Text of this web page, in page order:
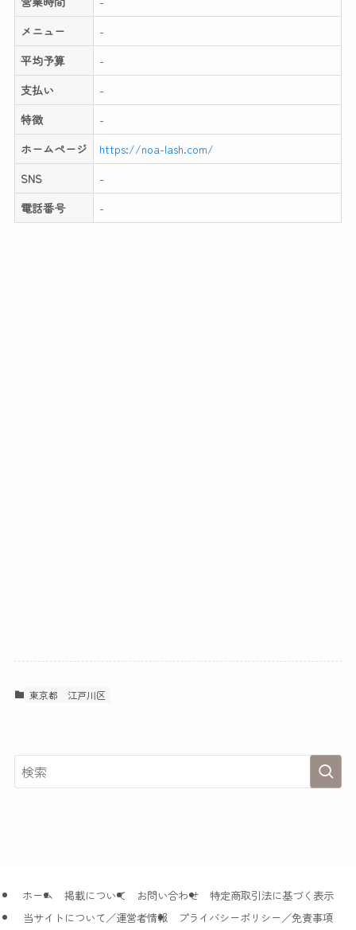
メニュー
-
平均予算
-
支払い
-
特徴
-
ホームページ
https://noa-lash.com/
SNS
-
電話番号
-
東京都 江戸川区
ホーム 掲載について お問い合わせ
特定商取引法に基づく表示
当サイトについて／運営者情報
プライバシーポリシー／免責事項